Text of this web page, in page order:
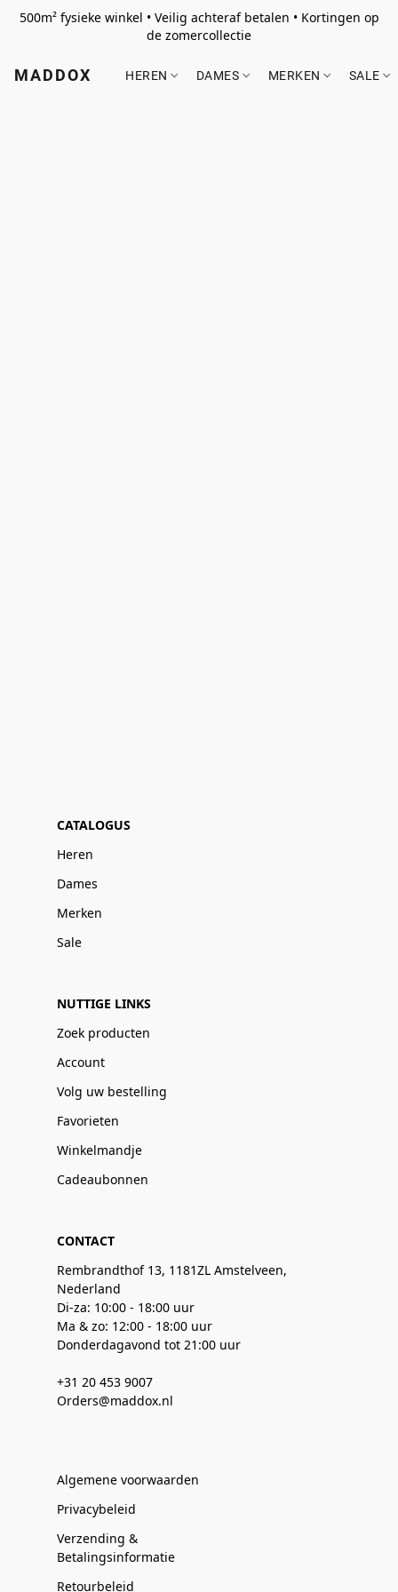
500m² fysieke winkel • Veilig achteraf betalen • Kortingen op
de zomercollectie
MADDOX HEREN DAMES MERKEN SALE
CATALOGUS
Heren
Dames
Merken
Sale
NUTTIGE LINKS
Zoek producten
Account
Volg uw bestelling
Favorieten
Winkelmandje
Cadeaubonnen
CONTACT
Rembrandthof 13, 1181ZL Amstelveen,
Nederland
Di-za: 10:00 - 18:00 uur
Ma & zo: 12:00 - 18:00 uur
Donderdagavond tot 21:00 uur
+31 20 453 9007
Orders@maddox.nl
Algemene voorwaarden
Privacybeleid
Verzending &
Betalingsinformatie
Retourbeleid